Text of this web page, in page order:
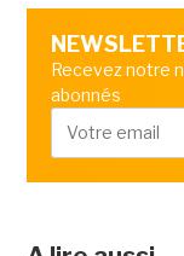
Recevez notre
abonnés